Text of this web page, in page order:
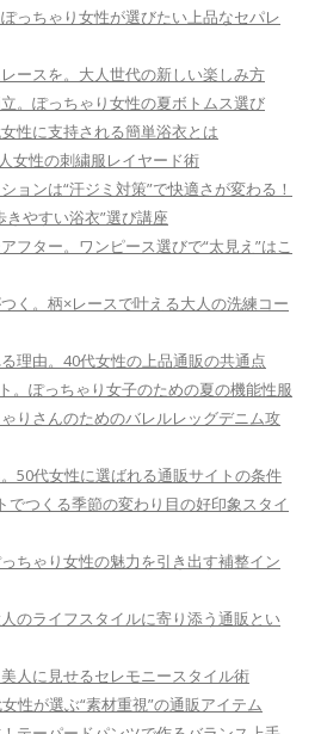
っちゃり女性が選びたい上品なセパレ
ースを。大人世代の新しい楽しみ方
。ぽっちゃり女性の夏ボトムス選び
性に支持される簡単浴衣とは
女性の刺繍服レイヤード術
ョンは“汗ジミ対策”で快適さが変わる！
やすい浴衣”選び講座
フター。ワンピース選びで“太見え”はこ
く。柄×レースで叶える大人の洗練コー
理由。40代女性の上品通販の共通点
。ぽっちゃり女子のための夏の機能性服
りさんのためのバレルレッグデニム攻
50代女性に選ばれる通販サイトの条件
でつくる季節の変わり目の好印象スタイ
ちゃり女性の魅力を引き出す補整イン
のライフスタイルに寄り添う通販とい
人に見せるセレモニースタイル術
性が選ぶ“素材重視”の通販アイテム